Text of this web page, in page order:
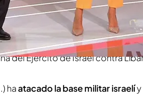
Hezboláha lanzado en la
contra la base militar y
israelí deHaifa, en respuesta a
del Ejército de Israel contra
haatacado la base militar israelíy